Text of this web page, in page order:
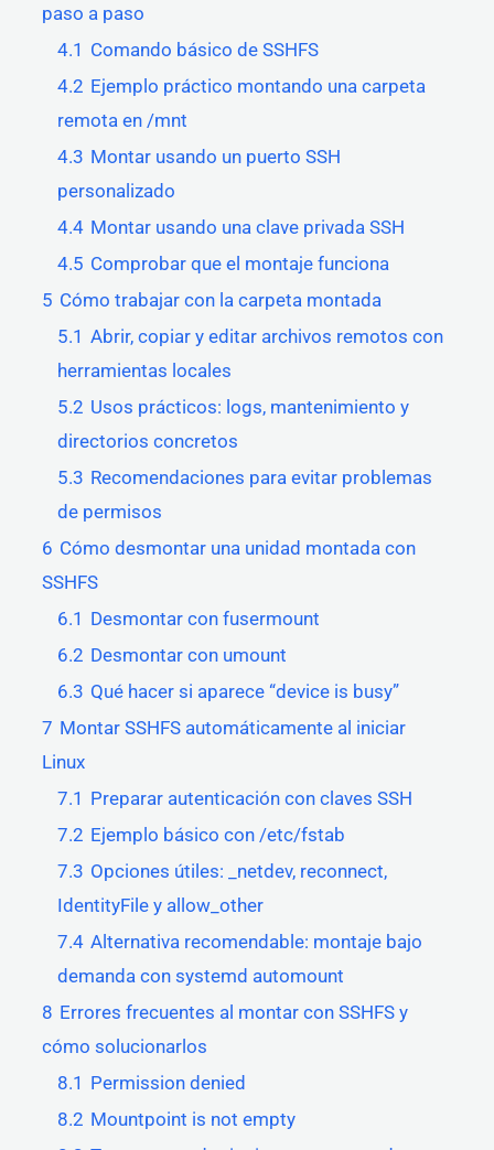
paso a paso
4.1 Comando básico de SSHFS
4.2 Ejemplo práctico montando una carpeta
remota en /mnt
4.3 Montar usando un puerto SSH
personalizado
4.4 Montar usando una clave privada SSH
4.5 Comprobar que el montaje funciona
5 Cómo trabajar con la carpeta montada
5.1 Abrir, copiar y editar archivos remotos con
herramientas locales
5.2 Usos prácticos: logs, mantenimiento y
directorios concretos
5.3 Recomendaciones para evitar problemas
de permisos
6 Cómo desmontar una unidad montada con
SSHFS
6.1 Desmontar con fusermount
6.2 Desmontar con umount
6.3 Qué hacer si aparece “device is busy”
7 Montar SSHFS automáticamente al iniciar
Linux
7.1 Preparar autenticación con claves SSH
7.2 Ejemplo básico con /etc/fstab
7.3 Opciones útiles: _netdev, reconnect,
IdentityFile y allow_other
7.4 Alternativa recomendable: montaje bajo
demanda con systemd automount
8 Errores frecuentes al montar con SSHFS y
cómo solucionarlos
8.1 Permission denied
8.2 Mountpoint is not empty